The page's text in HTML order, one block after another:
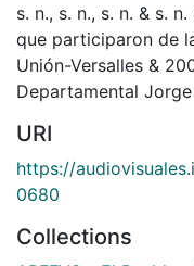
s. n., s. n., s. n. & s.
que participaron de
Unión-Versalles &
Departamental
URI
https://
0680
Collections